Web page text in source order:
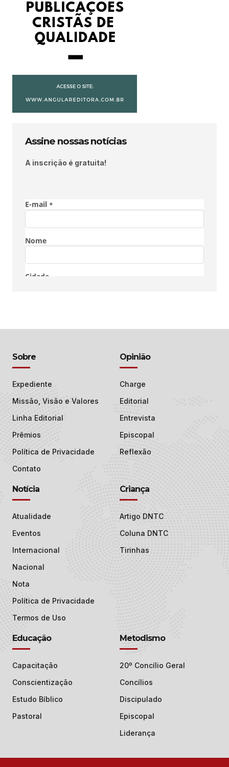
Assine nossas notícias
A inscrição é gratuita!
Sobre
Expediente
Missão, Visão e Valores
Linha Editorial
Prêmios
Política de Privacidade
Contato
Opinião
Charge
Editorial
Entrevista
Episcopal
Reflexão
Notícia
Atualidade
Eventos
Internacional
Nacional
Nota
Política de Privacidade
Termos de Uso
Criança
Artigo DNTC
Coluna DNTC
Tirinhas
Educação
Capacitação
Conscientização
Estudo Bíblico
Pastoral
Metodismo
20º Concílio Geral
Concílios
Discipulado
Episcopal
Liderança